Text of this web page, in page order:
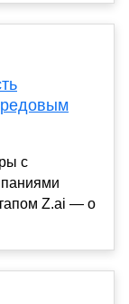
с
Z.ai — о